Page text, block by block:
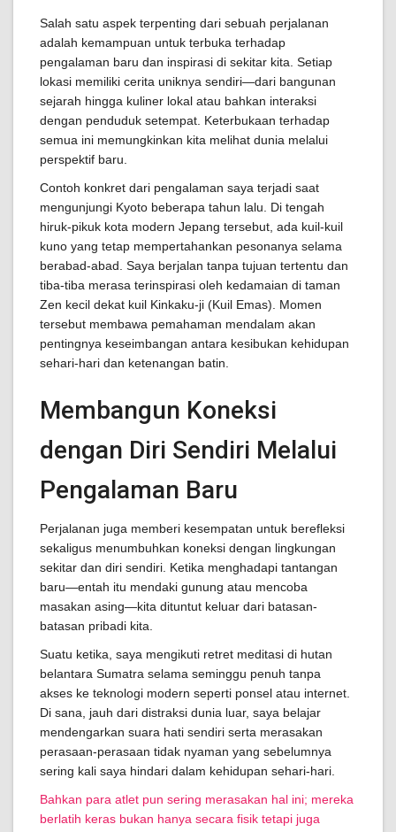
Salah satu aspek terpenting dari sebuah perjalanan
adalah kemampuan untuk terbuka terhadap
pengalaman baru dan inspirasi di sekitar kita. Setiap
lokasi memiliki cerita uniknya sendiri—dari bangunan
sejarah hingga kuliner lokal atau bahkan interaksi
dengan penduduk setempat. Keterbukaan terhadap
semua ini memungkinkan kita melihat dunia melalui
perspektif baru.
Contoh konkret dari pengalaman saya terjadi saat
mengunjungi Kyoto beberapa tahun lalu. Di tengah
hiruk-pikuk kota modern Jepang tersebut, ada kuil-kuil
kuno yang tetap mempertahankan pesonanya selama
berabad-abad. Saya berjalan tanpa tujuan tertentu dan
tiba-tiba merasa terinspirasi oleh kedamaian di taman
Zen kecil dekat kuil Kinkaku-ji (Kuil Emas). Momen
tersebut membawa pemahaman mendalam akan
pentingnya keseimbangan antara kesibukan kehidupan
sehari-hari dan ketenangan batin.
Membangun Koneksi
dengan Diri Sendiri Melalui
Pengalaman Baru
Perjalanan juga memberi kesempatan untuk berefleksi
sekaligus menumbuhkan koneksi dengan lingkungan
sekitar dan diri sendiri. Ketika menghadapi tantangan
baru—entah itu mendaki gunung atau mencoba
masakan asing—kita dituntut keluar dari batasan-
batasan pribadi kita.
Suatu ketika, saya mengikuti retret meditasi di hutan
belantara Sumatra selama seminggu penuh tanpa
akses ke teknologi modern seperti ponsel atau internet.
Di sana, jauh dari distraksi dunia luar, saya belajar
mendengarkan suara hati sendiri serta merasakan
perasaan-perasaan tidak nyaman yang sebelumnya
sering kali saya hindari dalam kehidupan sehari-hari.
Bahkan para atlet pun sering merasakan hal ini; mereka
berlatih keras bukan hanya secara fisik tetapi juga